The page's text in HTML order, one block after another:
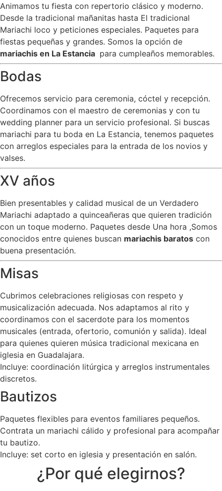
Animamos tu fiesta con repertorio clásico y moderno.
Desde la tradicional mañanitas hasta El tradicional
Mariachi loco y peticiones especiales. Paquetes para
fiestas pequeñas y grandes. Somos la opción de
mariachis en La Estancia para cumpleaños memorables.
Bodas
Ofrecemos servicio para ceremonia, cóctel y recepción.
Coordinamos con el maestro de ceremonias y con tu
wedding planner para un servicio profesional. Si buscas
mariachi para tu boda en La Estancia, tenemos paquetes
con arreglos especiales para la entrada de los novios y
valses.
XV años
Bien presentables y calidad musical de un Verdadero
Mariachi adaptado a quinceañeras que quieren tradición
con un toque moderno. Paquetes desde Una hora ,Somos
conocidos entre quienes buscan mariachis baratos con
buena presentación.
Misas
Cubrimos celebraciones religiosas con respeto y
musicalización adecuada. Nos adaptamos al rito y
coordinamos con el sacerdote para los momentos
musicales (entrada, ofertorio, comunión y salida). Ideal
para quienes quieren música tradicional mexicana en
iglesia en Guadalajara.
Incluye: coordinación litúrgica y arreglos instrumentales
discretos.
Bautizos
Paquetes flexibles para eventos familiares pequeños.
Contrata un mariachi cálido y profesional para acompañar
tu bautizo.
Incluye: set corto en iglesia y presentación en salón.
¿Por qué elegirnos?